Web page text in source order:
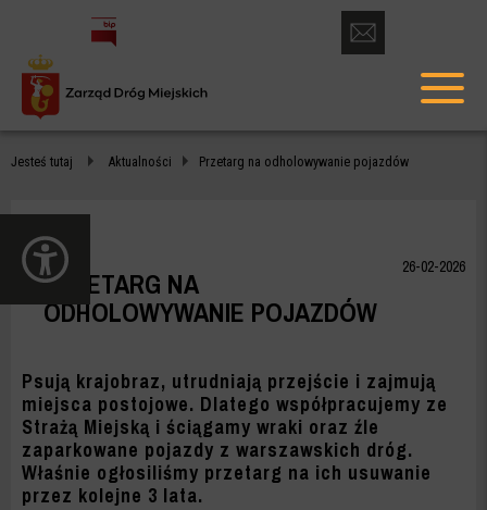
PRZETARG
ODHOLOWYWANIE
POJAZDÓW
-
WARSZAWA
otwórz
formularz
kontaktowy
menu
Jesteś tutaj Aktualności Przetarg na odholowywanie pojazdów
26-02-2026
PRZETARG NA
ODHOLOWYWANIE POJAZDÓW
Psują krajobraz, utrudniają przejście i zajmują
miejsca postojowe. Dlatego współpracujemy ze
Strażą Miejską i ściągamy wraki oraz źle
zaparkowane pojazdy z warszawskich dróg.
Właśnie ogłosiliśmy przetarg na ich usuwanie
przez kolejne 3 lata.
dostępności